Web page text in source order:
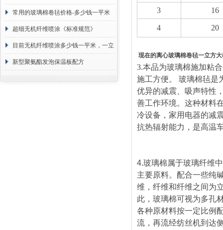
常用的玻璃棉卷毡价格-多少钱一平米
超细无机纤维喷涂《标准规范》
目前无机纤维喷涂多少钱一平米，一立
方 价格计算
新型聚氨酯发泡保温板配方
3
16
4 20
现在的离心玻璃棉卷毡一立方
3.本品为玻璃棉施加粘
施工方便。 玻璃棉毡是
优异的减震、吸声特性
善工作环境。这种材料
冷设备，家用电器的减
抗热辐射能力，是高温
4.玻璃棉属于玻璃纤维
主要原料。配合一些纯
维，纤维和纤维之间为
此，玻璃棉可视为多孔
各种原材料按一定比例
流，再流经纺丝机到达